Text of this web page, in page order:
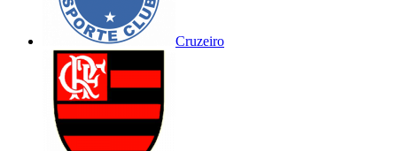
Cruzeiro